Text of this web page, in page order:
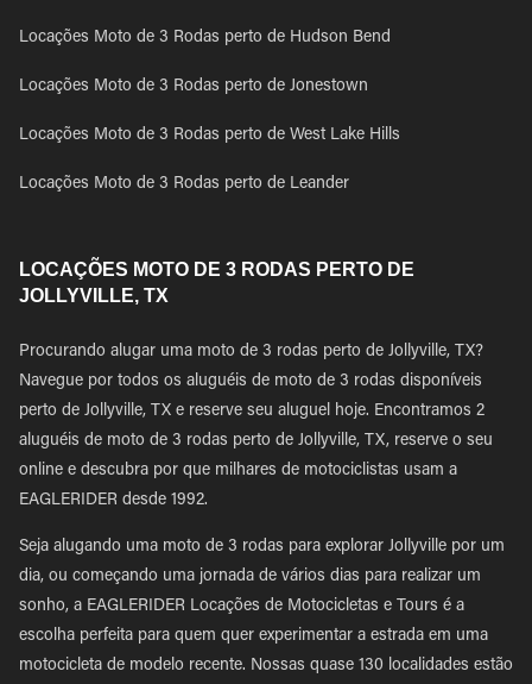
Locações Moto de 3 Rodas perto de Hudson Bend
Locações Moto de 3 Rodas perto de Jonestown
Locações Moto de 3 Rodas perto de West Lake Hills
Locações Moto de 3 Rodas perto de Leander
LOCAÇÕES MOTO DE 3 RODAS PERTO DE
JOLLYVILLE, TX
Procurando alugar uma moto de 3 rodas perto de Jollyville, TX?
Navegue por todos os aluguéis de moto de 3 rodas disponíveis
perto de Jollyville, TX e reserve seu aluguel hoje. Encontramos 2
aluguéis de moto de 3 rodas perto de Jollyville, TX, reserve o seu
online e descubra por que milhares de motociclistas usam a
EAGLERIDER desde 1992.
Seja alugando uma moto de 3 rodas para explorar Jollyville por um
dia, ou começando uma jornada de vários dias para realizar um
sonho, a EAGLERIDER Locações de Motocicletas e Tours é a
escolha perfeita para quem quer experimentar a estrada em uma
motocicleta de modelo recente. Nossas quase 130 localidades estão